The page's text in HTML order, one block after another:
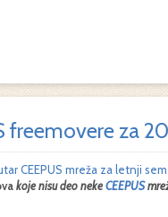
freemovere za
CEEPUS mreža za letnji
kojenisudeonekeCEEPUS